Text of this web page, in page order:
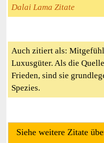
Dalai Lama Zitate
Auch zitiert als:
Luxusgüter. Als die
Frieden, sind sie
Spezies.
Siehe weitere Zitate